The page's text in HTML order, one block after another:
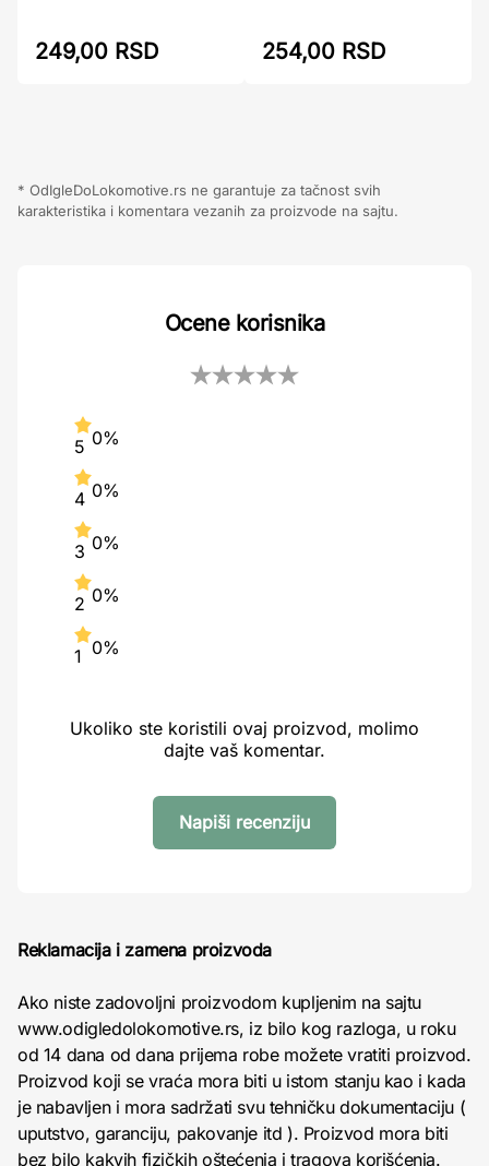
249,00 RSD 254,00 RSD
* OdIgleDoLokomotive.rs ne garantuje za tačnost svih
karakteristika i komentara vezanih za proizvode na sajtu.
Ocene korisnika
5 0%
4 0%
3 0%
2 0%
1 0%
Ukoliko ste koristili ovaj proizvod, molimo
dajte vaš komentar.
Napiši recenziju
Reklamacija i zamena proizvoda
Ako niste zadovoljni proizvodom kupljenim na sajtu
www.odigledolokomotive.rs, iz bilo kog razloga, u roku
od 14 dana od dana prijema robe možete vratiti proizvod.
Proizvod koji se vraća mora biti u istom stanju kao i kada
je nabavljen i mora sadržati svu tehničku dokumentaciju (
uputstvo, garanciju, pakovanje itd ). Proizvod mora biti
bez bilo kakvih fizičkih oštećenja i tragova korišćenja.